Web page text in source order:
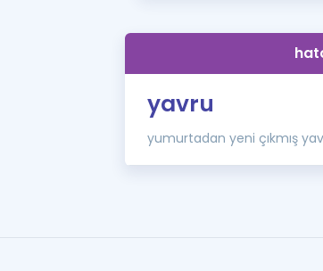
yavru
yumurtadan yeni çıkmış